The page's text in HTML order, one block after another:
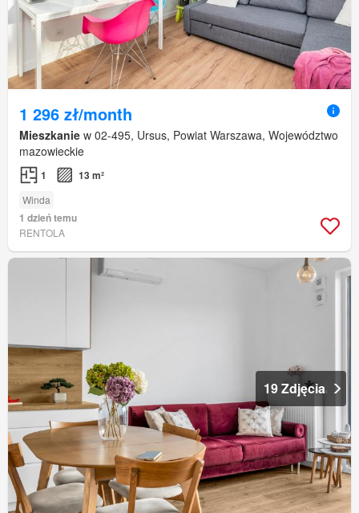
1 296 zł/month
Mieszkanie w 02-495, Ursus, Powiat Warszawa, Województwo
mazowieckie
1 13 m²
Winda
1 dzień temu
RENTOLA
19 Zdjęcia